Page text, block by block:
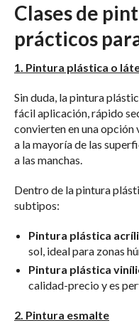
Clases de
prácticos
1. Pintura plástica o
Sin duda, la pintura
fácil aplicación, rápido
convierten en una opción
a la mayoría de las
a las manchas.
Dentro de la pintura
subtipos:
Pintura plástica
sol, ideal para zonas
Pintura plástica
calidad-precio y es
2. Pintura esmalte